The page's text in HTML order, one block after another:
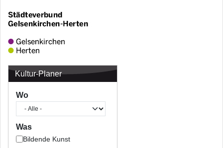
Kultur-Planer
Wo
Was
Bildende Kunst